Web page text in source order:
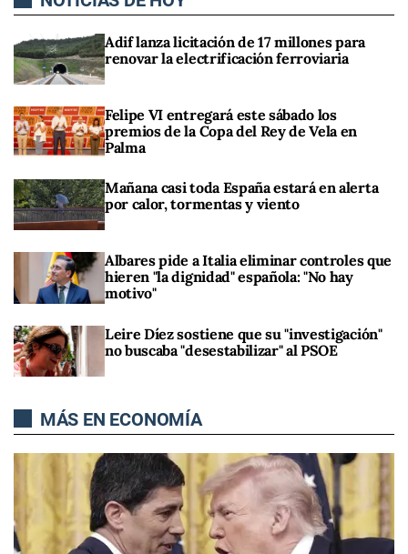
Adif lanza licitación de 17 millones para
renovar la electrificación ferroviaria
Felipe VI entregará este sábado los
premios de la Copa del Rey de Vela en
Palma
Mañana casi toda España estará en alerta
por calor, tormentas y viento
Albares pide a Italia eliminar controles que
hieren "la dignidad" española: "No hay
motivo"
Leire Díez sostiene que su "investigación"
no buscaba "desestabilizar" al PSOE
MÁS EN ECONOMÍA